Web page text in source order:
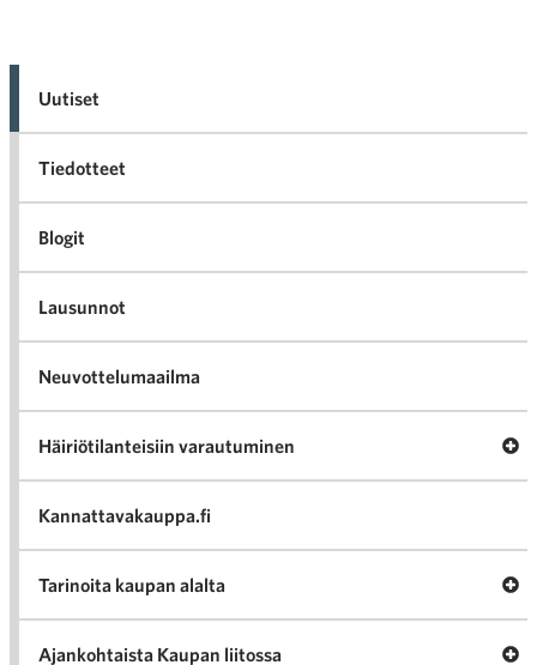
Uutiset
Tiedotteet
Blogit
Lausunnot
Neuvottelumaailma
Häiriötilanteisiin varautuminen
Kannattavakauppa.fi
Tarinoita kaupan alalta
Ajankohtaista Kaupan liitossa